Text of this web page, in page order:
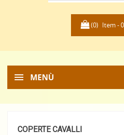
(0) Item -
MENÙ
COPERTE CAVALLI